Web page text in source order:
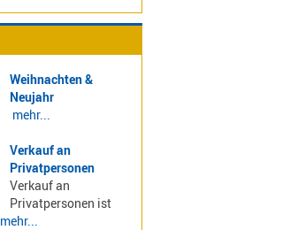
Weihnachten &
Neujahr
mehr...
Verkauf an
Privatpersonen
Verkauf an
Privatpersonen ist
mehr...